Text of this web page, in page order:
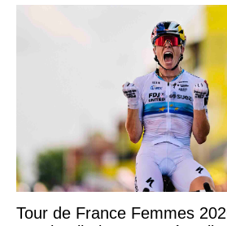
Tour de France Femmes